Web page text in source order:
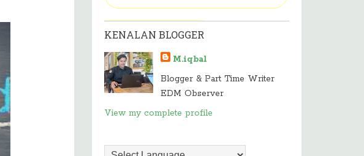
KENALAN BLOGGER
M.iqbal
Blogger & Part Time Writer
EDM Observer
View my complete profile